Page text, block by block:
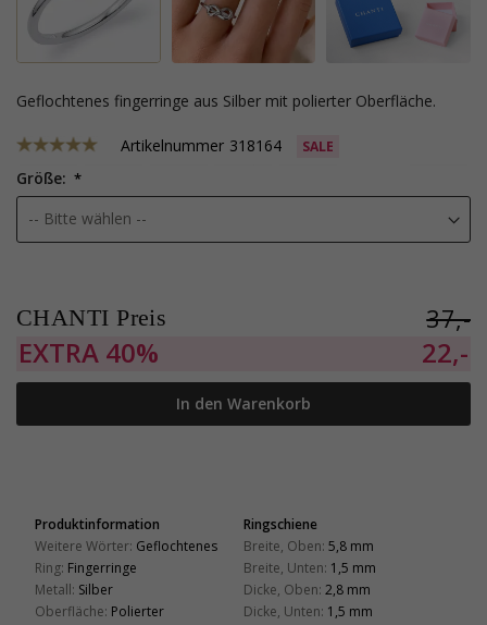
geflochtenes fingerringe aus Silber mit polierter Oberfläche.
Artikelnummer 318164 SALE
Größe:
CHANTI Preis 37,-
EXTRA 40% 22,-
In den Warenkorb
Produktinformation
Weitere Wörter: Geflochtenes
Ring: Fingerringe
Metall: Silber
Oberfläche: Polierter
Ringschiene
Breite, Oben: 5,8 mm
Breite, Unten: 1,5 mm
Dicke, Oben: 2,8 mm
Dicke, Unten: 1,5 mm